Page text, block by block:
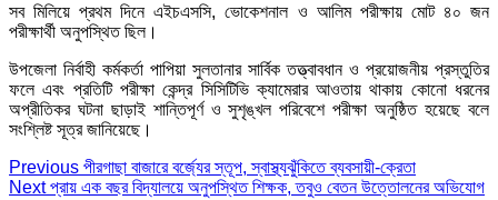
সব মিলিয়ে প্রথম দিনে এইচএসসি, ভোকেশনাল ও আলিম পরীক্ষায় মোট ৪০ জন
পরীক্ষার্থী অনুপস্থিত ছিল।
উপজেলা নির্বাহী কর্মকর্তা পাপিয়া সুলতানার সার্বিক তত্ত্বাবধান ও প্রয়োজনীয় প্রস্তুতির
ফলে এবং প্রতিটি পরীক্ষা কেন্দ্র সিসিটিভি ক্যামেরার আওতায় থাকায় কোনো ধরনের
অপ্রীতিকর ঘটনা ছাড়াই শান্তিপূর্ণ ও সুশৃঙ্খল পরিবেশে পরীক্ষা অনুষ্ঠিত হয়েছে বলে
সংশ্লিষ্ট সূত্র জানিয়েছে।
Post
Previous পীরগাছা বাজারে বর্জ্যের স্তূপ, স্বাস্থ্যঝুঁকিতে ব্যবসায়ী-ক্রেতা​
Nextপ্রায় এক বছর বিদ্যালয়ে অনুপস্থিত শিক্ষক, তবুও বেতন উত্তোলনের অভিযোগ